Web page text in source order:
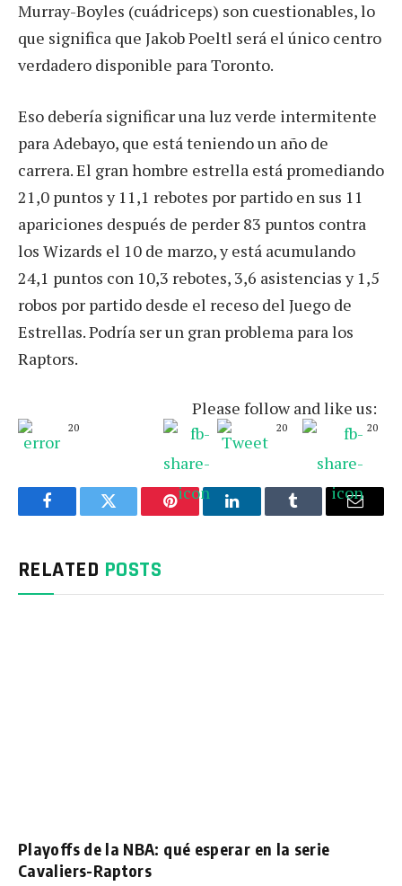
Murray-Boyles (cuádriceps) son cuestionables, lo
que significa que Jakob Poeltl será el único centro
verdadero disponible para Toronto.
Eso debería significar una luz verde intermitente
para Adebayo, que está teniendo un año de
carrera. El gran hombre estrella está promediando
21,0 puntos y 11,1 rebotes por partido en sus 11
apariciones después de perder 83 puntos contra
los Wizards el 10 de marzo, y está acumulando
24,1 puntos con 10,3 rebotes, 3,6 asistencias y 1,5
robos por partido desde el receso del Juego de
Estrellas. Podría ser un gran problema para los
Raptors.
Please follow and like us:
20 20 20
FacebookTwitter Pinterest LinkedInTumblr Email
RELATED POSTS
Playoffs de la NBA: qué esperar en la serie
Cavaliers-Raptors